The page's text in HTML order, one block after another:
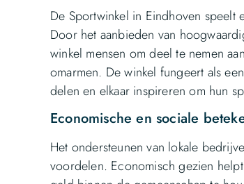
De Sportwinkel in Eindhoven
Door het aanbieden van
winkel mensen om deel te nemen
omarmen. De winkel fungeert als
delen en elkaar inspireren om hun
Economische en sociale
Het ondersteunen van lokale
voordelen. Economisch gezien